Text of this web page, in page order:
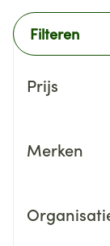
Filteren
Prijs
Merken